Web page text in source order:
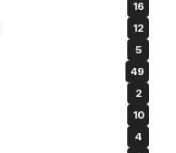
16
12
5
49
2
10
4